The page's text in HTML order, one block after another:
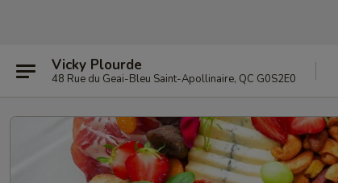
Vicky Plourde
48 Rue du Geai-Bleu Saint-Apollinaire, QC G0S2E0